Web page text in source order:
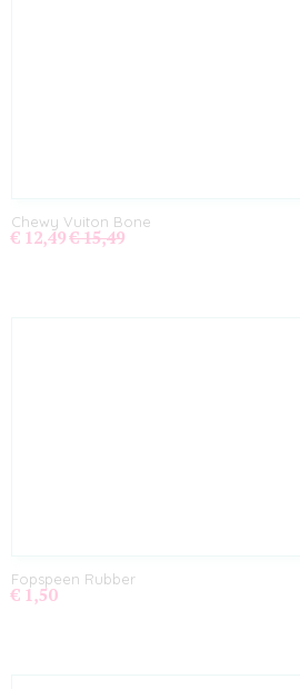
Chewy Vuiton Bone
€ 12,49 € 15,49
Fopspeen Rubber
€ 1,50